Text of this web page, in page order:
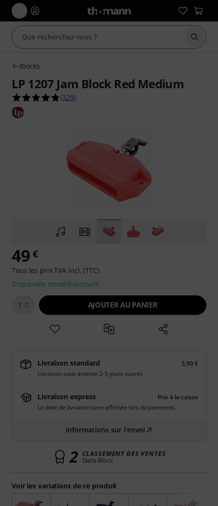
Blocks
LP 1207 Jam Block Red Medium
4.8 étoiles sur 5 d'après 329 évaluations clients
(329)
Voir les variations de ce produit
49 €
Tous les prix TVA incl. (TTC)
Disponible immédiatement
1 AJOUTER AU PANIER
Livraison standard
5,90 €
Livraison sous environ 2-5 jours ouvrés
Livraison express
Prix à la caisse
La date de livraison sera affichée lors du paiement.
Informations sur l'envoi
2 CLASSEMENT DES VENTES
Dans Blocs